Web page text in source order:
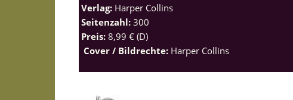
Verlag: Harper Collins
Seitenzahl: 300
Preis: 8,99 € (D)
Cover / Bildrechte: Harper Collins